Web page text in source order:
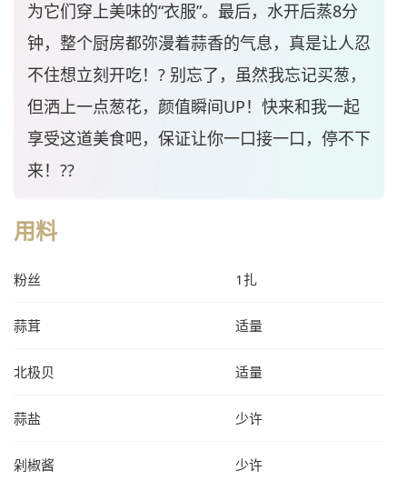
为它们穿上美味的“衣服”。最后，水开后蒸8分
钟，整个厨房都弥漫着蒜香的气息，真是让人忍
不住想立刻开吃！? 别忘了，虽然我忘记买葱，
但洒上一点葱花，颜值瞬间UP！快来和我一起
享受这道美食吧，保证让你一口接一口，停不下
来！??
用料
粉丝 1扎
蒜茸 适量
北极贝 适量
蒜盐 少许
剁椒酱 少许